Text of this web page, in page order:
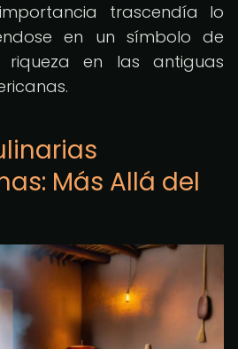
trascendía lo
en un símbolo de
en las antiguas
Más Allá del